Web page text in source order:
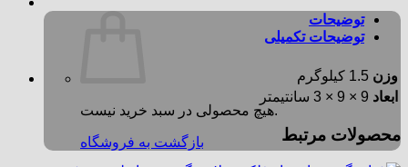
هیچ محصولی در سبد خرید نیست.
بازگشت به فروشگاه
توضیحات
توضیحات تکمیلی
وزن 1.5 کیلوگرم
ابعاد 9 × 9 × 3 سانتیمتر
محصولات مرتبط